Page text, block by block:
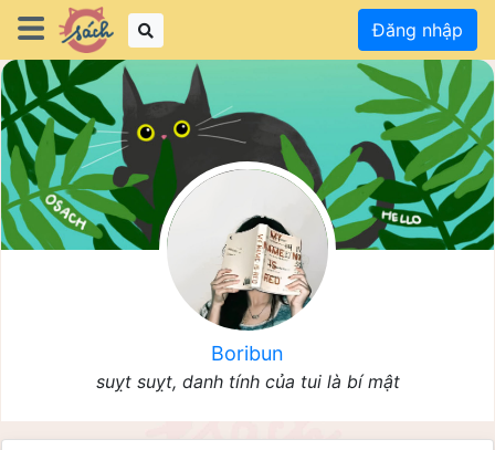
Đăng nhập
Boribun
suỵt suỵt, danh tính của tui là bí mật